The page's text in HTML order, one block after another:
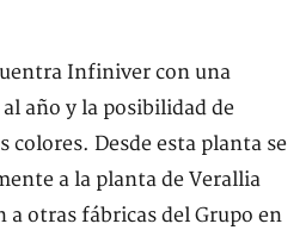
Infiniver con una
año y la posibilidad de
colores. Desde esta planta se
a la planta de Verallia
otras fábricas del Grupo en